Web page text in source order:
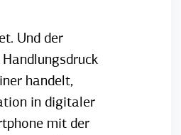
Und der
handelt,
in digitaler
mit der